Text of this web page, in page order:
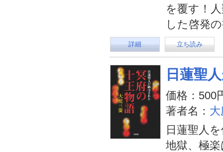
を覆す！
した啓発
詳細 立ち読み
日蓮聖
価格：500
著者名：
日蓮聖人
地獄、極